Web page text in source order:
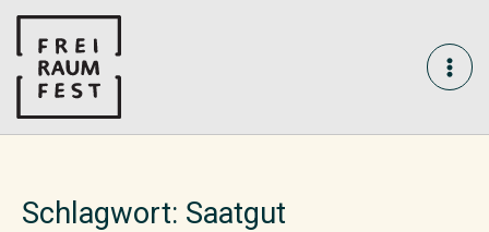
content
Schlagwort: Saatgut